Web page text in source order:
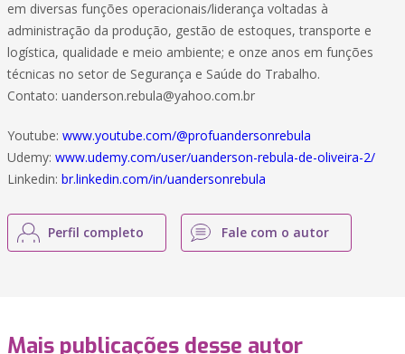
em diversas funções operacionais/liderança voltadas à
administração da produção, gestão de estoques, transporte e
logística, qualidade e meio ambiente; e onze anos em funções
técnicas no setor de Segurança e Saúde do Trabalho.
Contato: uanderson.rebula@yahoo.com.br
Youtube: www.youtube.com/@profuandersonrebula
Udemy: www.udemy.com/user/uanderson-rebula-de-oliveira-2/
Linkedin: br.linkedin.com/in/uandersonrebula
Perfil completo Fale com o autor
Mais publicações desse autor